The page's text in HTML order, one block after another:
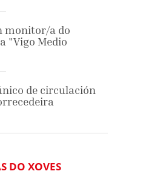
monitor/a do
"Vigo Medio
de circulación
DO XOVES